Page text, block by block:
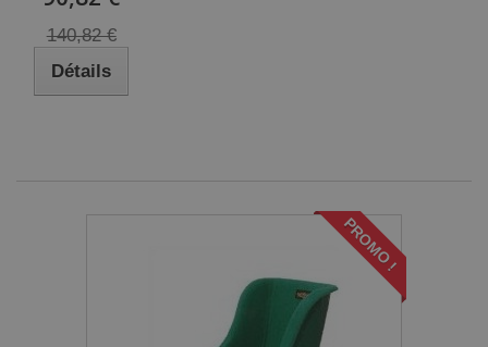
140,82 €
Détails
PROMO !